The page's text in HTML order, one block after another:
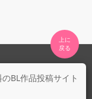
BL作品投稿サイト
上に